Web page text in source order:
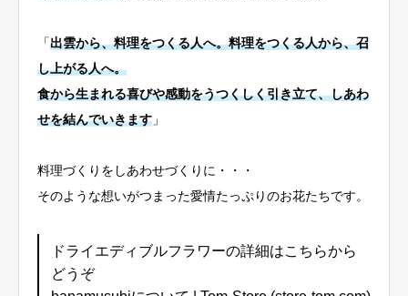
「出雲から、料理をつくる人へ。料理をつくる人から、召
し上がる人へ。
食から生まれる喜びや感動をうつくしく引き立て、しあわ
せを結んでいきます 」
料理づくりをしあわせづくりに・・・
そのような想いがつまった愛情たっぷりのお花たちです。
ドライエディブルフラワーの詳細はこちらから
どうぞ